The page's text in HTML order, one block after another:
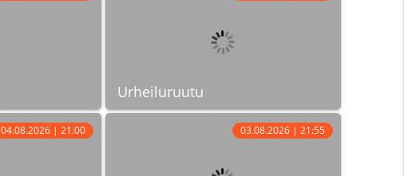
Urheiluruutu
04.08.2026 | 21:00 03.08.2026 | 21:55